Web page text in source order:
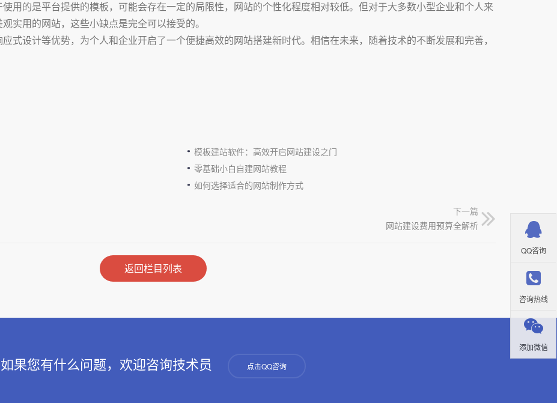
用的是平台提供的模板，可能会存在一定的局限性，网站的个性化程度相对较低。但对于大多数小型企业和个人来
实用的网站，这些小缺点是完全可以接受的。
式设计等优势，为个人和企业开启了一个便捷高效的网站搭建新时代。相信在未来，随着技术的不断发展和完善，
模板建站软件：高效开启网站建设之门
零基础小白自建网站教程
如何选择适合的网站制作方式
下一篇
网站建设费用预算全解析
返回栏目列表
如果您有什么问题，欢迎咨询技术员 点击QQ咨询
QQ咨询
咨询热线
添加微信